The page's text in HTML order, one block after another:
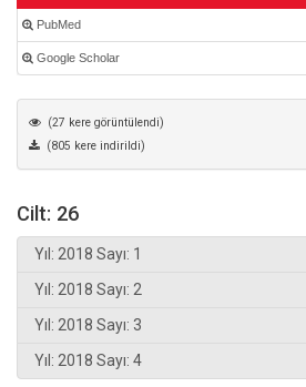
PubMed
Google Scholar
(27 kere görüntülendi)
(805 kere indirildi)
Cilt: 26
Yıl: 2018 Sayı: 1
Yıl: 2018 Sayı: 2
Yıl: 2018 Sayı: 3
Yıl: 2018 Sayı: 4